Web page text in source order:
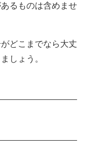
るものは含めませ
どこまでなら大丈
しょう。